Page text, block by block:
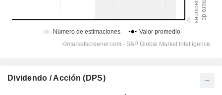
Dividendo / Acción (DPS)